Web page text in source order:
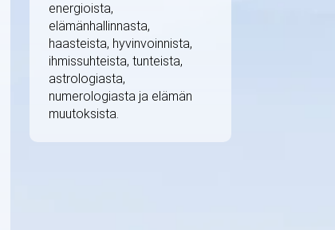
energioista,
elämänhallinnasta,
haasteista, hyvinvoinnista,
ihmissuhteista, tunteista,
astrologiasta,
numerologiasta ja elämän
muutoksista.